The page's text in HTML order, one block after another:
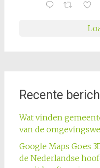
Recente
Wat vinden
van de
Google Maps Goes
de Nederlandse